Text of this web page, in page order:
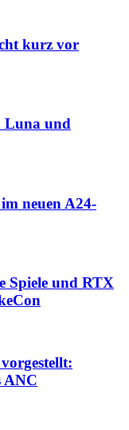
kurz vor
Luna und
neuen A24-
Spiele und RTX
ANC